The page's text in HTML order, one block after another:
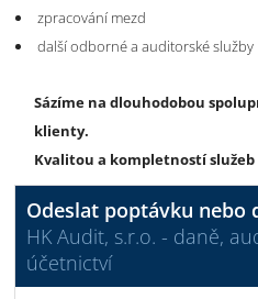
zpracování mezd
další odborné a auditorské služby
Sázíme na dlouhodobou
klienty.
Kvalitou a kompletností
Odeslat poptávku nebo
HK Audit, s.r.o. - daně,
účetnictví